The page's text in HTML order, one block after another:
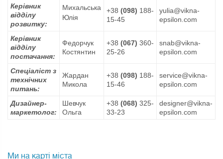
Керівник
відділу
розвитку:
Михальська
Юлія
+38 (098) 188-
15-45
yulia@vikna-
epsilon.com
Керівник
відділу
постачання:
Федорчук
Костянтин
+38 (067) 360-
25-26
snab@vikna-
epsilon.com
Спеціаліст з
технічних
питань:
Жардан
Микола
+38 (098) 188-
15-46
service@vikna-
epsilon.com
Дизайнер-
маркетолог:
Шевчук
Ольга
+38 (068) 325-
33-23
designer@vikna-
epsilon.com
Ми на карті міста